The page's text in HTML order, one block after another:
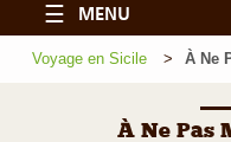
☰ MENU
Voyage en Sicile À Ne
À Ne Pas